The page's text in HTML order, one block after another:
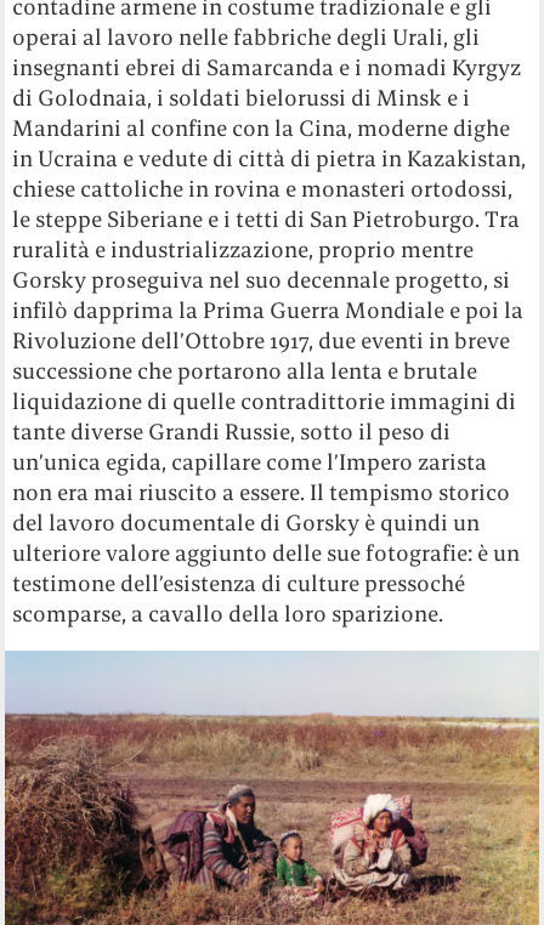
contadine armene in costume tradizionale e gli
operai al lavoro nelle fabbriche degli Urali, gli
insegnanti ebrei di Samarcanda e i nomadi Kyrgyz
di Golodnaia, i soldati bielorussi di Minsk e i
Mandarini al confine con la Cina, moderne dighe
in Ucraina e vedute di città di pietra in Kazakistan,
chiese cattoliche in rovina e monasteri ortodossi,
le steppe Siberiane e i tetti di San Pietroburgo. Tra
ruralità e industrializzazione, proprio mentre
Gorsky proseguiva nel suo decennale progetto, si
infilò dapprima la Prima Guerra Mondiale e poi la
Rivoluzione dell’Ottobre 1917, due eventi in breve
successione che portarono alla lenta e brutale
liquidazione di quelle contradittorie immagini di
tante diverse Grandi Russie, sotto il peso di
un’unica egida, capillare come l’Impero zarista
non era mai riuscito a essere. Il tempismo storico
del lavoro documentale di Gorsky è quindi un
ulteriore valore aggiunto delle sue fotografie: è un
testimone dell’esistenza di culture pressoché
scomparse, a cavallo della loro sparizione.